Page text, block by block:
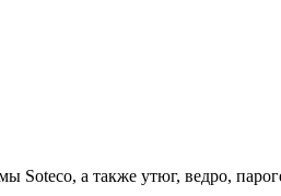
Soteco, а также утюг, ведро,